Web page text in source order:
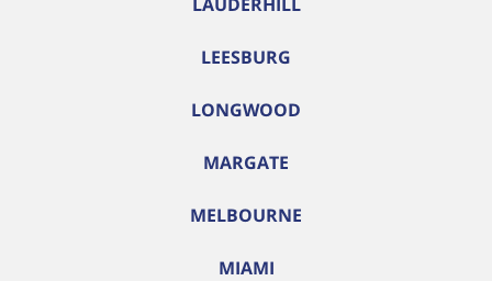
LEESBURG
LONGWOOD
MARGATE
MELBOURNE
MIAMI